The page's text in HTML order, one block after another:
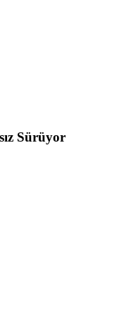
Sürüyor